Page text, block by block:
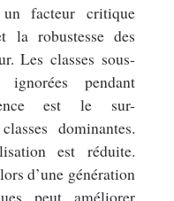
un facteur critique
la robustesse des
Les classes sous-
pendant
est le sur-
dominantes.
est réduite.
d’une génération
peut améliorer